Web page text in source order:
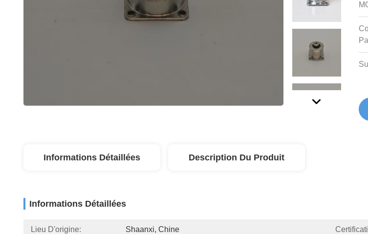
Informations Détaillées Description Du Produit
Informations Détaillées
Lieu D'origine: Shaanxi, Chine